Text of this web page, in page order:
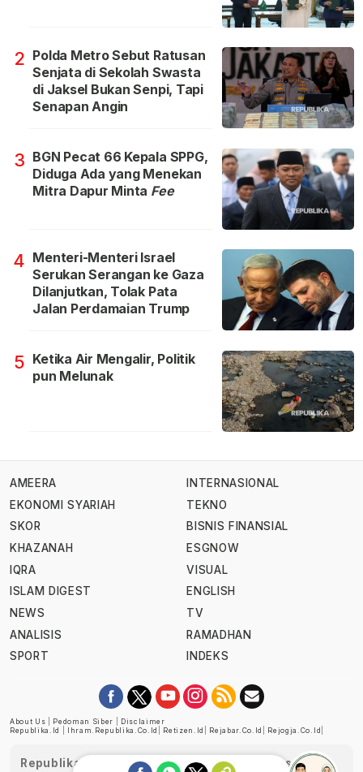
2 Polda Metro Sebut Ratusan
Senjata di Sekolah Swasta
di Jaksel Bukan Senpi, Tapi
Senapan Angin
3 BGN Pecat 66 Kepala SPPG,
Diduga Ada yang Menekan
Mitra Dapur Minta Fee
4 Menteri-Menteri Israel
Serukan Serangan ke Gaza
Dilanjutkan, Tolak Pata
Jalan Perdamaian Trump
5 Ketika Air Mengalir, Politik
pun Melunak
AMEERA
EKONOMI SYARIAH
SKOR
KHAZANAH
IQRA
ISLAM DIGEST
NEWS
ANALISIS
SPORT
INTERNASIONAL
TEKNO
BISNIS FINANSIAL
ESGNOW
VISUAL
ENGLISH
TV
RAMADHAN
INDEKS
About Us Pedoman Siber
Disclaimer
Republika.id
Ihram.republika.co.id Retizen.id Rejabar.co.id Rejogja.co.id
Republika telah diverifikasi oleh Dewan Pers